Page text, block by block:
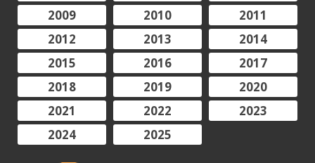
2009
2010
2011
2012
2013
2014
2015
2016
2017
2018
2019
2020
2021
2022
2023
2024
2025